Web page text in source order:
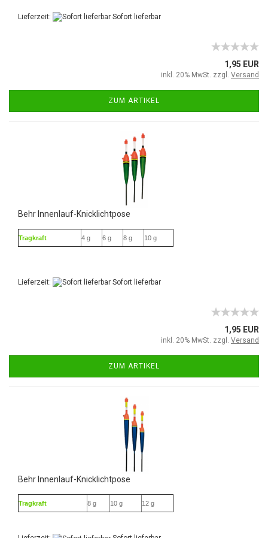
Lieferzeit: Sofort lieferbar
1,95 EUR
inkl. 20% MwSt. zzgl. Versand
ZUM ARTIKEL
Behr Innenlauf-Knicklichtpose
Tragkraft 4 g 6 g 8 g 10 g
Lieferzeit: Sofort lieferbar
1,95 EUR
inkl. 20% MwSt. zzgl. Versand
ZUM ARTIKEL
Behr Innenlauf-Knicklichtpose
Tragkraft 8 g 10 g 12 g